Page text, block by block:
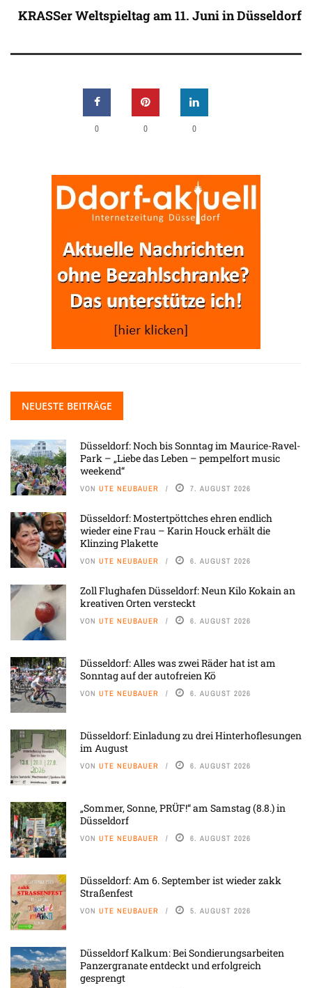
KRASSer Weltspieltag am 11. Juni in Düsseldorf
0 0 0
NEUESTE BEITRÄGE
Düsseldorf: Noch bis Sonntag im Maurice-Ravel-
Park – „Liebe das Leben – pempelfort music
weekend“
VON UTE NEUBAUER 7. AUGUST 2026
Düsseldorf: Mostertpöttches ehren endlich
wieder eine Frau – Karin Houck erhält die
Klinzing Plakette
VON UTE NEUBAUER 6. AUGUST 2026
Zoll Flughafen Düsseldorf: Neun Kilo Kokain an
kreativen Orten versteckt
VON UTE NEUBAUER 6. AUGUST 2026
Düsseldorf: Alles was zwei Räder hat ist am
Sonntag auf der autofreien Kö
VON UTE NEUBAUER 6. AUGUST 2026
Düsseldorf: Einladung zu drei Hinterhoflesungen
im August
VON UTE NEUBAUER 6. AUGUST 2026
„Sommer, Sonne, PRÜF!“ am Samstag (8.8.) in
Düsseldorf
VON UTE NEUBAUER 6. AUGUST 2026
Düsseldorf: Am 6. September ist wieder zakk
Straßenfest
VON UTE NEUBAUER 5. AUGUST 2026
Düsseldorf Kalkum: Bei Sondierungsarbeiten
Panzergranate entdeckt und erfolgreich
gesprengt